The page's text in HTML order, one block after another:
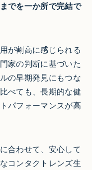
でを一か所で完結で
が割高に感じられる
家の判断に基づいた
の早期発見にもつな
べても、長期的な健
パフォーマンスが高
合わせて、安心して
コンタクトレンズ生